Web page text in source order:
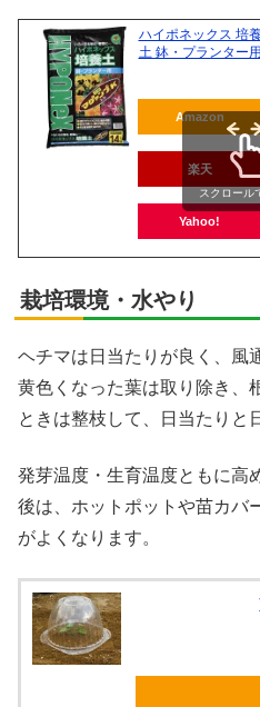
ハイポネックス 培
土 鉢・プランター用
Amazon
楽天
Yahoo!
スクロール
栽培環境・水やり
ヘチマは日当たりが良く、風
黄色くなった葉は取り除き、
ときは整枝して、日当たりと
発芽温度・生育温度ともに高
後は、ホットポットや苗カバ
がよくなります。